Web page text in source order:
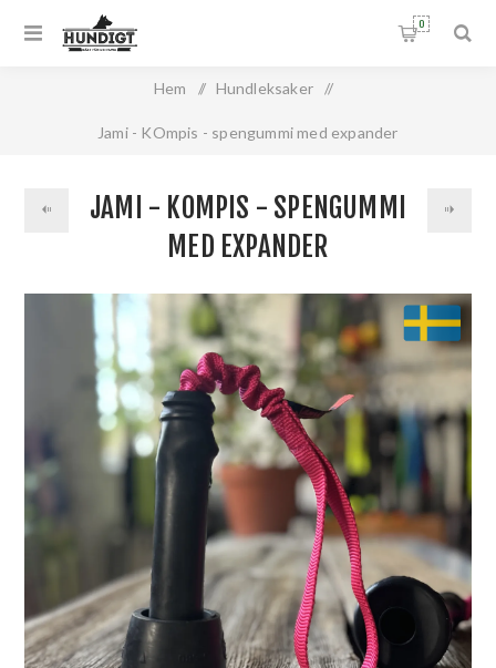
0
Hem / Hundleksaker /
Jami - KOmpis - spengummi med expander
JAMI - KOMPIS - SPENGUMMI
MED EXPANDER